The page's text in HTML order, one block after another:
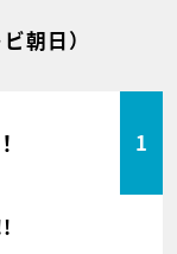
朝日）
1